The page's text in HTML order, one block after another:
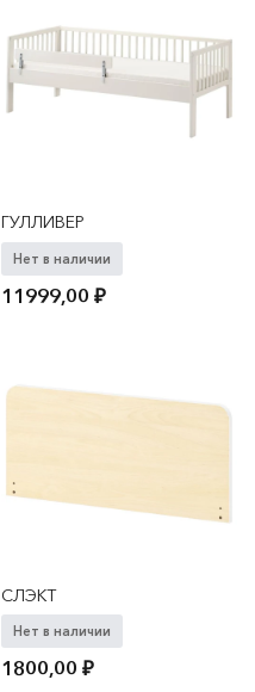
ГУЛЛИВЕР
Нет в наличии
11999,00₽
СЛЭКТ
Нет в наличии
1800,00₽